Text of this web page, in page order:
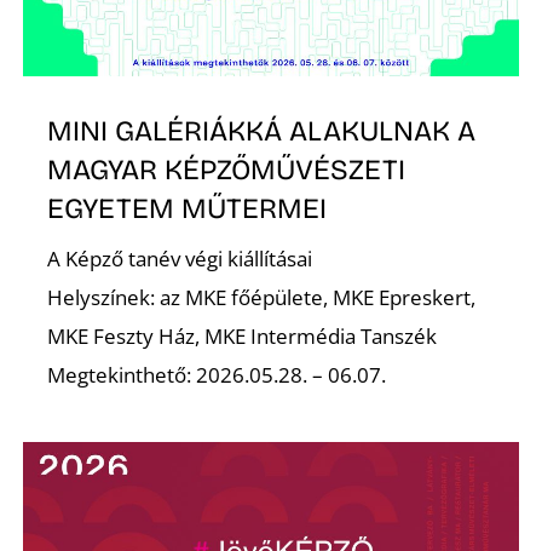
MINI GALÉRIÁKKÁ ALAKULNAK A
MAGYAR KÉPZŐMŰVÉSZETI
EGYETEM MŰTERMEI
A Képző tanév végi kiállításai
Helyszínek: az MKE főépülete, MKE Epreskert,
MKE Feszty Ház, MKE Intermédia Tanszék
Megtekinthető: 2026.05.28. – 06.07.